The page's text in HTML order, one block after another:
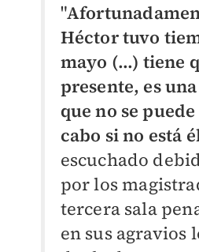
"
Héctor tuvo
mayo (...) tiene
presente, es
que no se
cabo si no está
escuchado
por los
tercera sala
en sus agravios